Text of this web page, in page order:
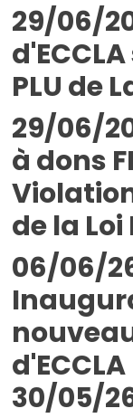
29/06/
PLU de
29/06/
à dons
de la
06/06/
30/05/